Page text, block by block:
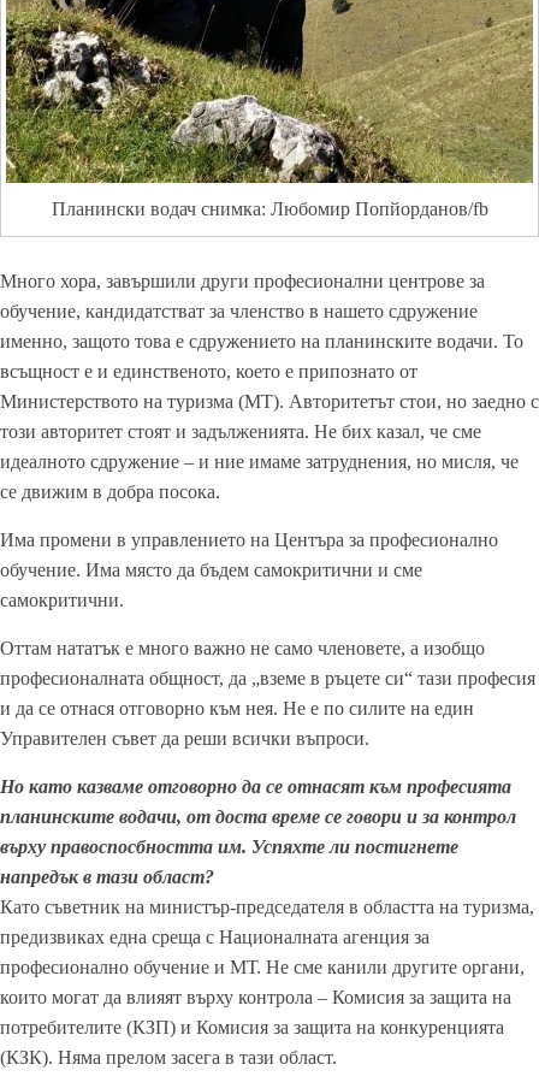
Планински водач снимка: Любомир Попйорданов/fb
Много хора, завършили други професионални центрове за
обучение, кандидатстват за членство в нашето сдружение
именно, защото това е сдружението на планинските водачи. То
всъщност е и единственото, което е припознато от
Министерството на туризма (МТ). Авторитетът стои, но заедно с
този авторитет стоят и задълженията. Не бих казал, че сме
идеалното сдружение – и ние имаме затруднения, но мисля, че
се движим в добра посока.
Има промени в управлението на Центъра за професионално
обучение. Има място да бъдем самокритични и сме
самокритични.
Оттам нататък е много важно не само членовете, а изобщо
професионалната общност, да „вземе в ръцете си“ тази професия
и да се отнася отговорно към нея. Не е по силите на един
Управителен съвет да реши всички въпроси.
Но като казваме отговорно да се отнасят към професията
планинските водачи, от доста време се говори и за контрол
върху правоспосбността им. Успяхте ли постигнете
напредък в тази област?
Като съветник на министър-председателя в областта на туризма,
предизвиках една среща с Националната агенция за
професионално обучение и МТ. Не сме канили другите органи,
които могат да влияят върху контрола – Комисия за защита на
потребителите (КЗП) и Комисия за защита на конкуренцията
(КЗК). Няма прелом засега в тази област.